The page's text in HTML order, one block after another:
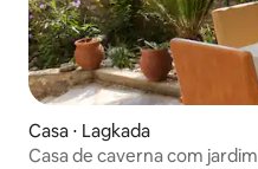
Casa ⋅ Lagkada
Casa de caverna com